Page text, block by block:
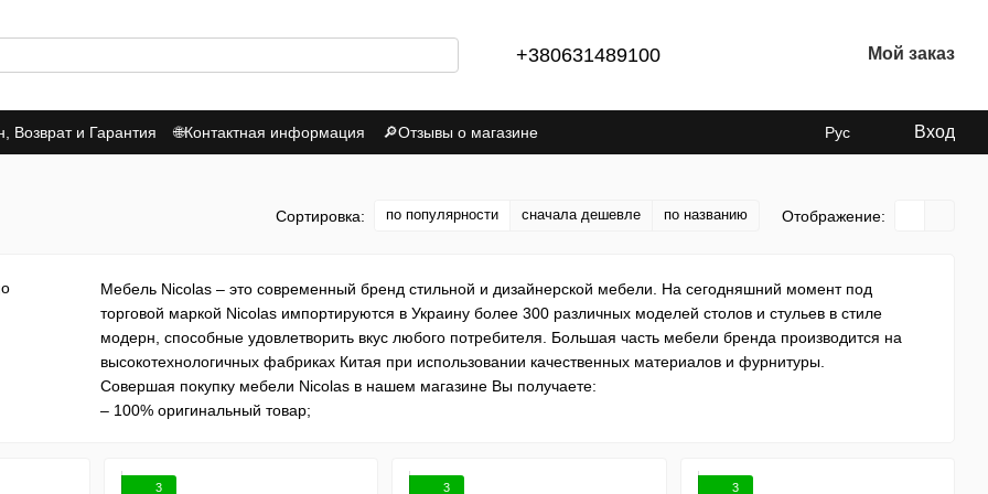
+380631489100 Мой заказ
Возврат и Гарантия 🌐Контактная информация
🔎Отзывы о магазине
Конфиденциальности
Рус Вход
Сортировка: по популярности сначала дешевле по названию Отображение:
Мебель Nicolas – это современный бренд стильной и дизайнерской мебели. На сегодняшний момент под
торговой маркой Nicolas импортируются в Украину более 300 различных моделей столов и стульев в стиле
модерн, способные удовлетворить вкус любого потребителя. Большая часть мебели бренда производится на
высокотехнологичных фабриках Китая при использовании качественных материалов и фурнитуры.
Совершая покупку мебели Nicolas в нашем магазине Вы получаете:
– 100% оригинальный товар;
и затрат и на логистику наших Клиентов
3
3
3